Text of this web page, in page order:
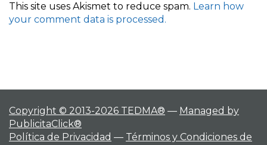
This site uses Akismet to reduce spam. Learn how
your comment data is processed.
Copyright © 2013-2026 TEDMA® — Managed by
PublicitaClick®
Política de Privacidad — Términos y Condiciones de